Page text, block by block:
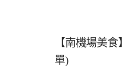
【南機場美
單)